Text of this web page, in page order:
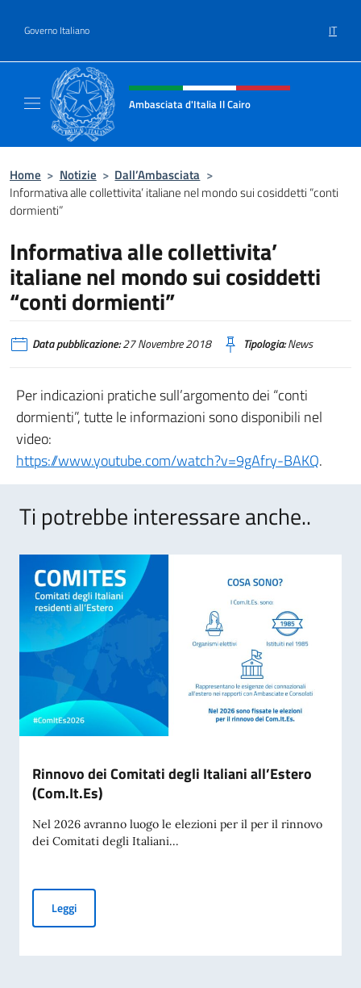
Governo Italiano IT
Intestazione sito, social e menù
Ambasciata d'Italia Il Cairo
Home > Notizie > Dall’Ambasciata >
Informativa alle collettivita’ italiane nel mondo sui cosiddetti “conti
dormienti”
Informativa alle collettivita’
italiane nel mondo sui cosiddetti
“conti dormienti”
Data pubblicazione:27 Novembre 2018 Tipologia:News
Per indicazioni pratiche sull’argomento dei “conti
dormienti”, tutte le informazioni sono disponibili nel
video:
https://www.youtube.com/watch?v=9gAfry-BAKQ.
Ti potrebbe interessare anche..
Rinnovo dei Comitati degli Italiani all’Estero
(Com.It.Es)
Nel 2026 avranno luogo le elezioni per il per il rinnovo
dei Comitati degli Italiani...
LeggiRinnovo dei Comitati degli Italiani all’Estero (Com.It.Es)